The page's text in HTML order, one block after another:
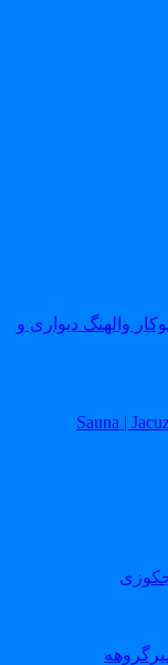
والهنگ دیواری و